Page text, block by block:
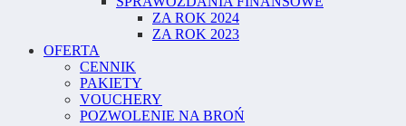
ZA ROK 2024
ZA ROK 2023
OFERTA
CENNIK
PAKIETY
VOUCHERY
POZWOLENIE NA BROŃ